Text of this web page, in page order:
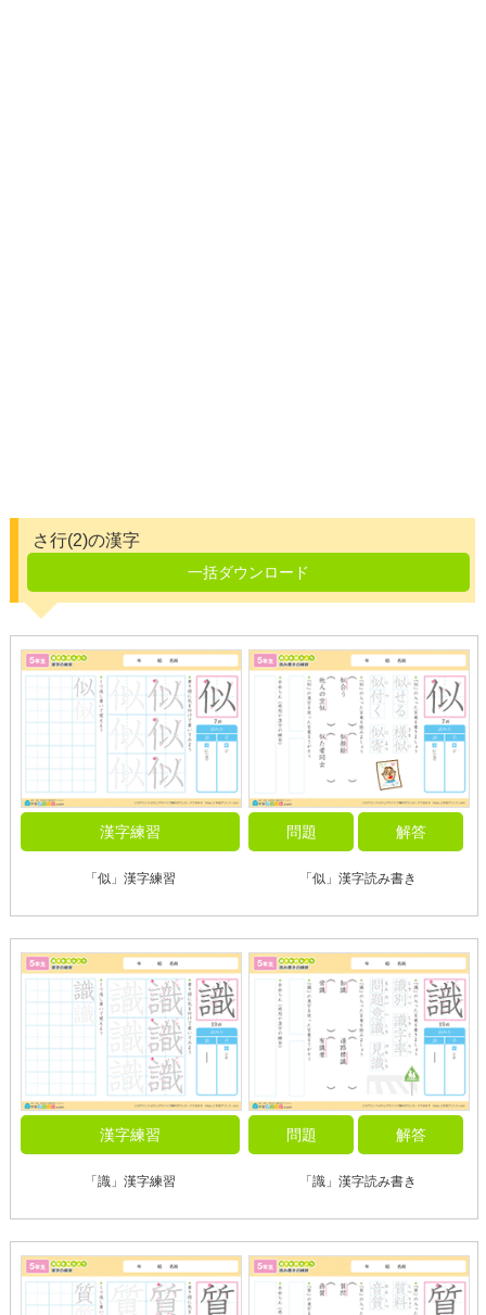
さ行(2)の漢字
一括ダウンロード
漢字練習
「似」漢字練習
問題 解答
「似」漢字読み書き
漢字練習
「識」漢字練習
問題 解答
「識」漢字読み書き